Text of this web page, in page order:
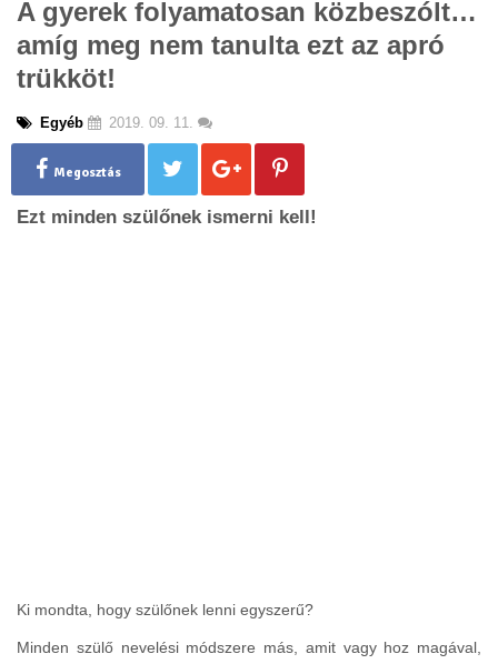
g
A gyerek folyamatosan közbeszólt…
amíg meg nem tanulta ezt az apró
trükköt!
Egyéb 2019. 09. 11.
Megosztás
Ezt minden szülőnek ismerni kell!
Ki mondta, hogy szülőnek lenni egyszerű?
Minden szülő nevelési módszere más, amit vagy hoz magával,